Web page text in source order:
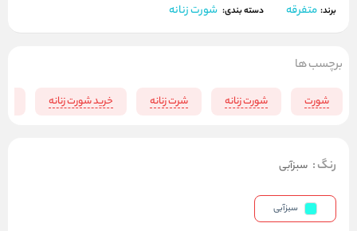
برند: متفرقه دسته بندی: شورت زنانه
برچسب ها
شورت شورت زنانه شرت زنانه خرید شورت زنانه
رنگ: سبزآبی
سبزآبی